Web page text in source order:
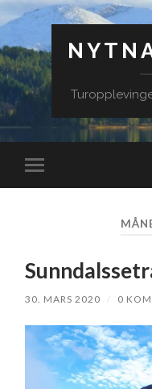
Veksle
mobilmeny
30. MARS 2020 / 0